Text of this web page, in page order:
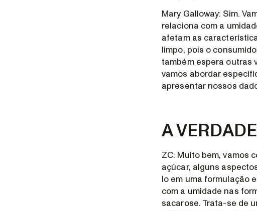
Mary Galloway: Sim.
relaciona com a
afetam as
limpo, pois o
também espera outras
vamos abordar
apresentar nossos
A
ZC: Muito bem, vamos
açúcar, alguns
lo em uma formulação
com a umidade nas
sacarose. Trata-se de